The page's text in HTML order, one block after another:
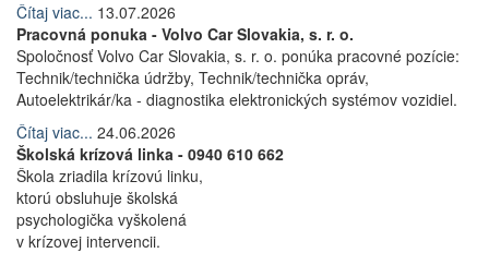
Čítaj viac... 13.07.2026
Pracovná ponuka - Volvo Car Slovakia, s. r. o.
Spoločnosť Volvo Car Slovakia, s. r. o. ponúka pracovné pozície:
Technik/technička údržby, Technik/technička opráv,
Autoelektrikár/ka - diagnostika elektronických systémov vozidiel.
Čítaj viac... 24.06.2026
Školská krízová linka - 0940 610 662
Škola zriadila krízovú linku,
ktorú obsluhuje školská
psychologička vyškolená
v krízovej intervencii.